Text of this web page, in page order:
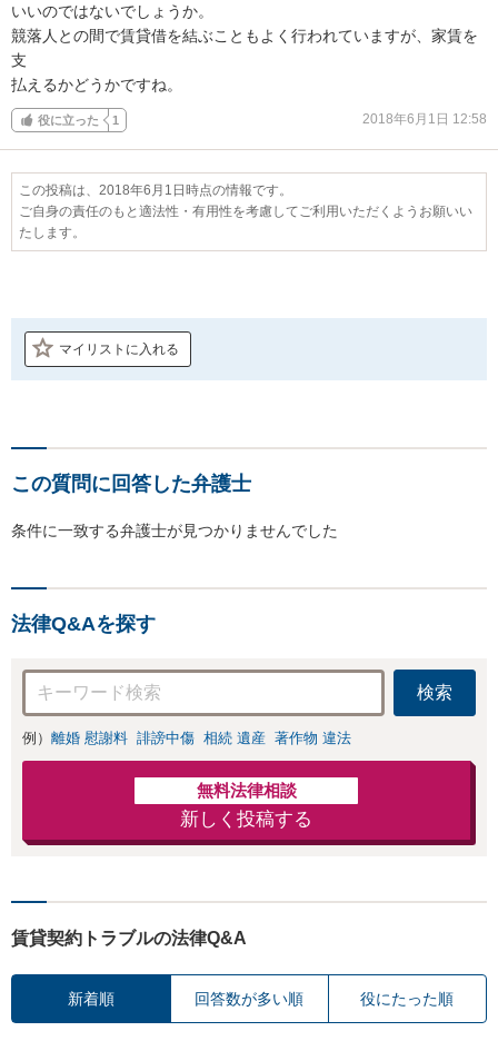
いいのではないでしょうか。
競落人との間で賃貸借を結ぶこともよく行われていますが、家賃を
支
払えるかどうかですね。
役に立った 1 2018年6月1日 12:58
この投稿は、2018年6月1日時点の情報です。
ご自身の責任のもと適法性・有用性を考慮してご利用いただくようお願いい
たします。
マイリストに入れる
この質問に回答した弁護士
条件に一致する弁護士が見つかりませんでした
法律Q&Aを探す
検索
例） 離婚 慰謝料 誹謗中傷 相続 遺産 著作物 違法
無料法律相談
新しく投稿する
賃貸契約トラブルの法律Q&A
新着順 回答数が多い順 役にたった順